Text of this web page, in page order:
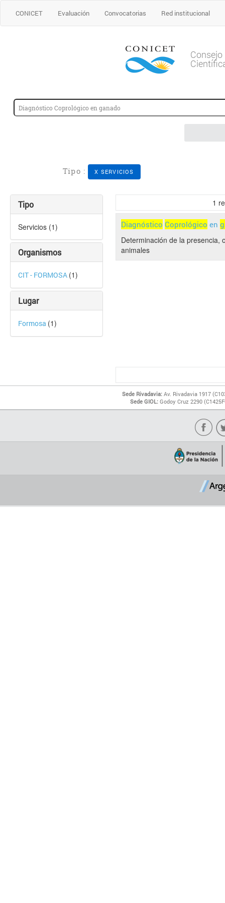
CONICET Evaluación Convocatorias Red institucional
Tipo : X SERVICIOS
Tipo
Servicios (1)
Organismos
CIT - FORMOSA (1)
Lugar
Formosa (1)
1
Diagnóstico Coprológico en
Determinación de la presencia,
animales
Sede Rivadavia: Av. Rivadavia 1917
Sede GIOL: Godoy Cruz 2290